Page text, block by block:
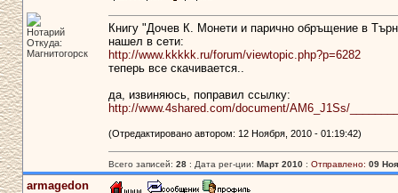
Нотарий
Откуда:
Магнитогорск
Книгу "Дочев К. Монети и парично обръщение в
нашел в сети:
http://www.kkkkk.ru/forum/viewtopic.php?p=6282
теперь все скачивается..
да, извиняюсь, поправил ссылку:
http://www.4shared.com/document/AM6_J1Ss/
(Отредактировано автором: 12 Ноября, 2010 - 01:19:42)
Всего записей: 28: Дата рег-ции: Март 2010: Отправлено: 09
armagedon